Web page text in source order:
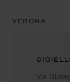
VERONA
Via